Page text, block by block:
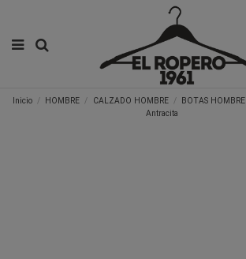
Inicio HOMBRE CALZADO HOMBRE BOTAS HOMBRE
Antracita